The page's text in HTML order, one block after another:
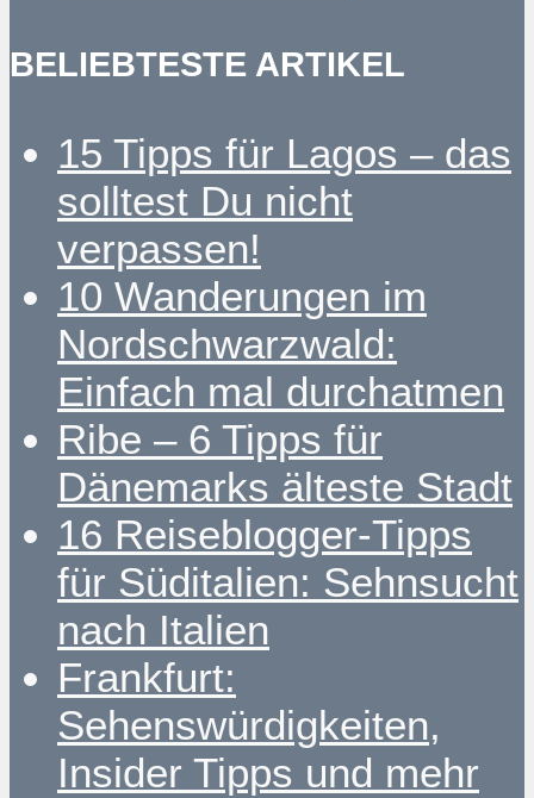
BELIEBTESTE ARTIKEL
15 Tipps für Lagos – das
solltest Du nicht
verpassen!
10 Wanderungen im
Nordschwarzwald:
Einfach mal durchatmen
Ribe – 6 Tipps für
Dänemarks älteste Stadt
16 Reiseblogger-Tipps
für Süditalien: Sehnsucht
nach Italien
Frankfurt:
Sehenswürdigkeiten,
Insider Tipps und mehr